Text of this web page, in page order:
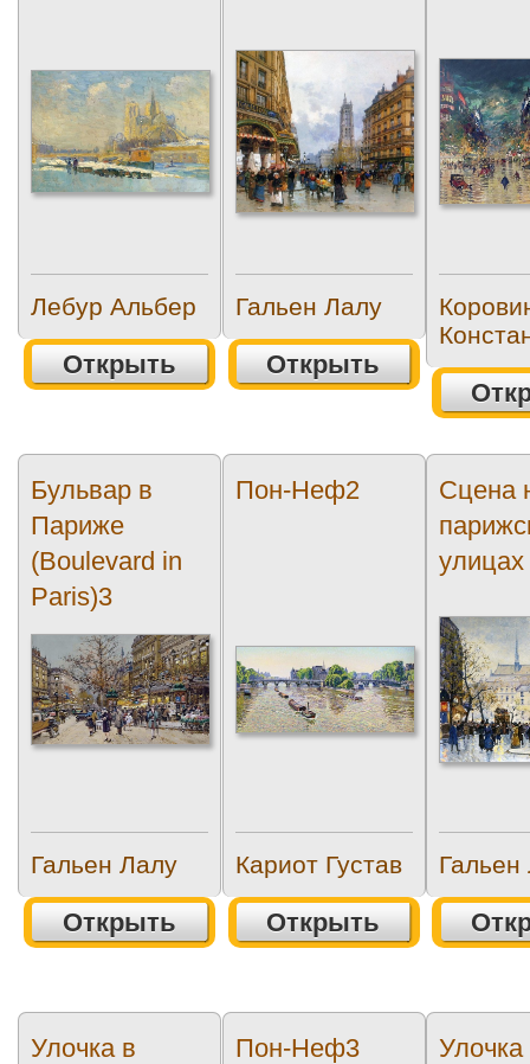
Лебур Альбер
Открыть
Гальен Лалу
Открыть
Бульвар в
Париже
(Boulevard in
Paris)3
Гальен Лалу
Открыть
Пон-Неф2
Кариот Густав
Открыть
Сцена
улицах
Гальен
Улочка в
Пон-Неф3
Улочка